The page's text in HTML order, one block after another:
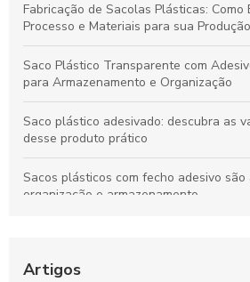
Fabricação de Sacolas Plásticas:
Processo e Materiais para sua Produção
Saco Plástico Transparente com
para Armazenamento e Organização
Saco plástico adesivado: descubra as
desse produto prático
Sacos plásticos com fecho adesivo
organização e armazenamento
Artigos